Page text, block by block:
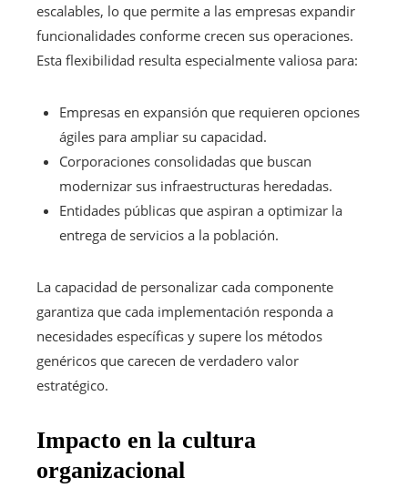
escalables, lo que permite a las empresas expandir
funcionalidades conforme crecen sus operaciones.
Esta flexibilidad resulta especialmente valiosa para:
Empresas en expansión que requieren opciones
ágiles para ampliar su capacidad.
Corporaciones consolidadas que buscan
modernizar sus infraestructuras heredadas.
Entidades públicas que aspiran a optimizar la
entrega de servicios a la población.
La capacidad de personalizar cada componente
garantiza que cada implementación responda a
necesidades específicas y supere los métodos
genéricos que carecen de verdadero valor
estratégico.
Impacto en la cultura
organizacional